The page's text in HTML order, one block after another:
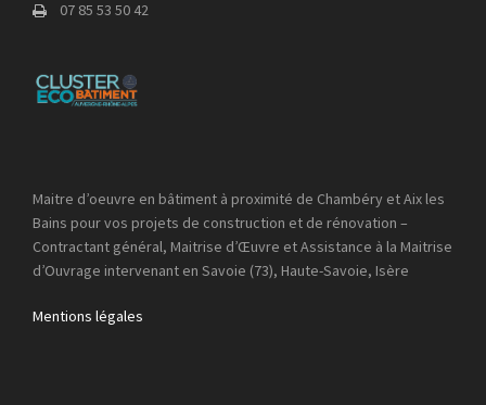
07 85 53 50 42
Maitre d’oeuvre en bâtiment à proximité de Chambéry et Aix les
Bains pour vos projets de construction et de rénovation –
Contractant général, Maitrise d’Œuvre et Assistance à la Maitrise
d’Ouvrage intervenant en Savoie (73), Haute-Savoie, Isère
Mentions légales